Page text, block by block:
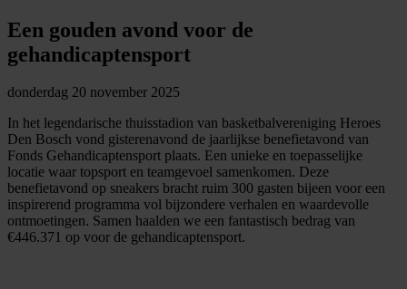
Een gouden avond voor de
gehandicaptensport
donderdag 20 november 2025
In het legendarische thuisstadion van basketbalvereniging Heroes
Den Bosch vond gisterenavond de jaarlijkse benefietavond van
Fonds Gehandicaptensport plaats. Een unieke en toepasselijke
locatie waar topsport en teamgevoel samenkomen. Deze
benefietavond op sneakers bracht ruim 300 gasten bijeen voor een
inspirerend programma vol bijzondere verhalen en waardevolle
ontmoetingen. Samen haalden we een fantastisch bedrag van
€446.371 op voor de gehandicaptensport.